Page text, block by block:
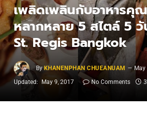
เพลิดเพลินกับอาหารคุ
หลากหลาย 5 สไตล์ 5
St. Regis Bangkok
By KHANENPHAN CHUEANUAM
Updated:
May 9, 2017 No Comments